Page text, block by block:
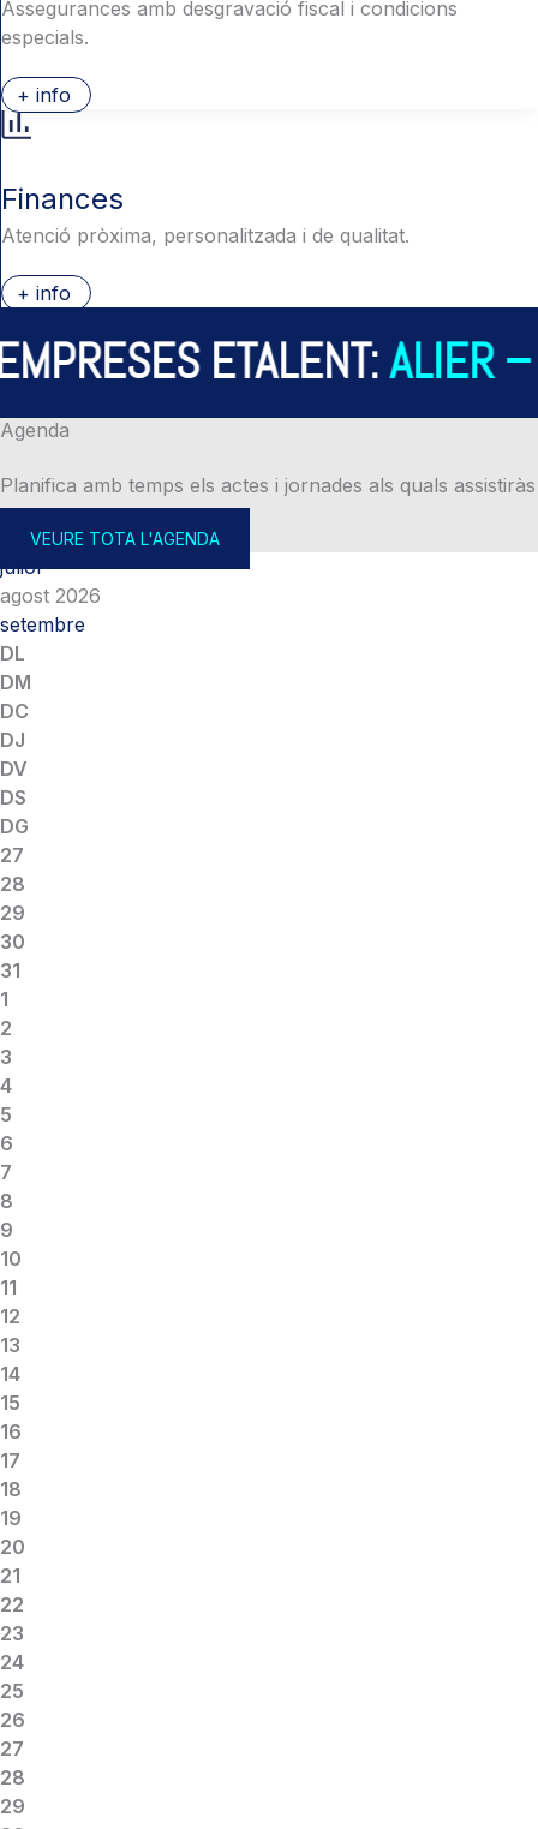
Assegurances amb desgravació fiscal i condicions
especials.
+ info
Finances
Atenció pròxima, personalitzada i de qualitat.
+ info
ETALENT:ALIER –
Agenda
Planifica amb temps els actes i jornades als quals assistiràs
VEURE TOTA L'AGENDA
juliol
agost 2026
setembre
DL
DM
DC
DJ
DV
DS
DG
27
28
29
30
31
1
2
3
4
5
6
7
8
9
10
11
12
13
14
15
16
17
18
19
20
21
22
23
24
25
26
27
28
29